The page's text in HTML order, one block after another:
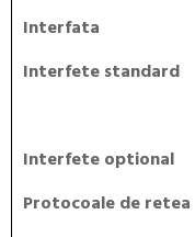
Interfata
Interfete standard
Interfete optional
Protocoale de retea